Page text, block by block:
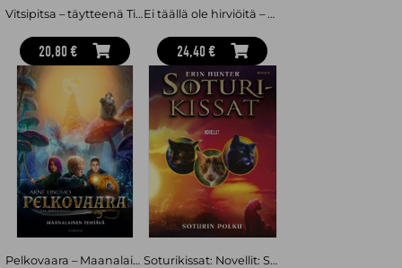
Vitsipitsa – täytteenä Tixtuu ja Aivi
20,80 €
Ei täällä ole hirviöitä – Kauhujen koulu
24,40 €
Pelkovaara – Maanalainen tehtävä Soturikissat: Novellit: Soturin polku